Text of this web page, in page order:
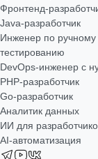
Фронтенд-
Java-разработчик
Инженер по ручному
тестированию
DevOps-инженер с
РНР-разработчик
Go-разработчик
Аналитик данных
ИИ для
AI-автоматизация